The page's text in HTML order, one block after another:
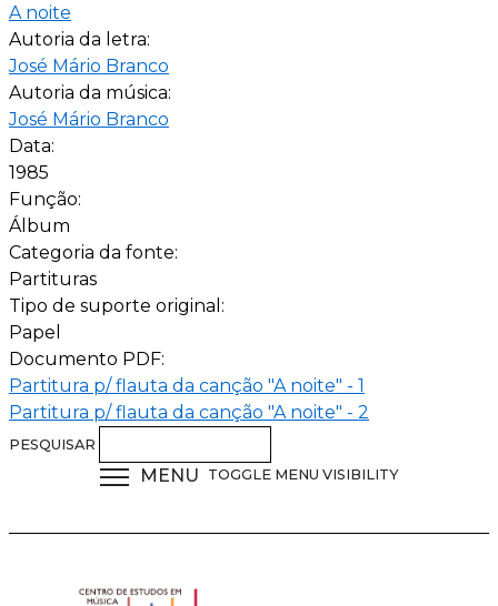
A noite
Autoria da letra:
José Mário Branco
Autoria da música:
José Mário Branco
Data:
1985
Função:
Álbum
Categoria da fonte:
Partituras
Tipo de suporte original:
Papel
Documento PDF:
Partitura p/ flauta da canção "A noite" - 1
Partitura p/ flauta da canção "A noite" - 2
PESQUISAR
MENU TOGGLE MENU VISIBILITY